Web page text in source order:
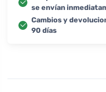
se envían
Cambios y
90 días